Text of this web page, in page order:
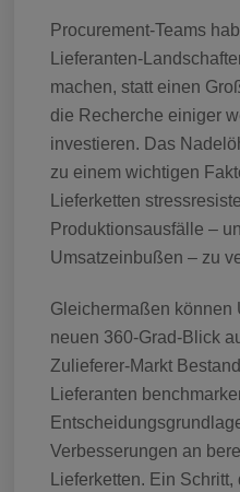
Procurement-Teams
Lieferanten-
machen, statt einen
die Recherche einiger
investieren. Das
zu einem wichtigen
Lieferketten
Produktionsausfälle –
Umsatzeinbußen – zu
Gleichermaßen können
neuen 360-Grad-Blick
Zulieferer-Markt
Lieferanten
Verbesserungen an
Lieferketten. Ein